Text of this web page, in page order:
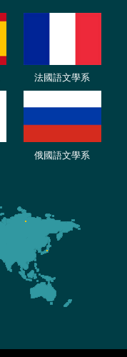
法國語文學系
俄國語文學系